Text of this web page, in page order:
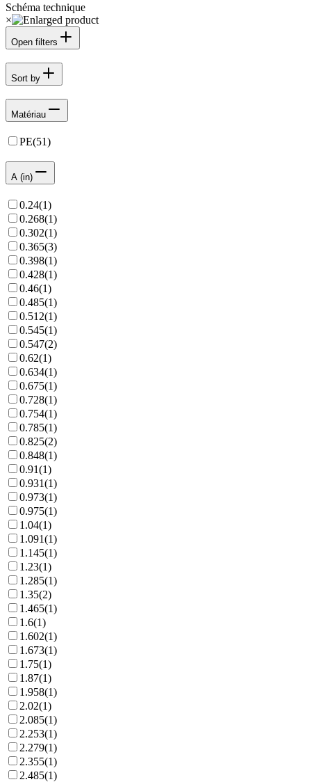
Schéma technique
×
Open filters
Sort by
Matériau
PE(51)
A (in)
0.24(1)
0.268(1)
0.302(1)
0.365(3)
0.398(1)
0.428(1)
0.46(1)
0.485(1)
0.512(1)
0.545(1)
0.547(2)
0.62(1)
0.634(1)
0.675(1)
0.728(1)
0.754(1)
0.785(1)
0.825(2)
0.848(1)
0.91(1)
0.931(1)
0.973(1)
0.975(1)
1.04(1)
1.091(1)
1.145(1)
1.23(1)
1.285(1)
1.35(2)
1.465(1)
1.6(1)
1.602(1)
1.673(1)
1.75(1)
1.87(1)
1.958(1)
2.02(1)
2.085(1)
2.253(1)
2.279(1)
2.355(1)
2.485(1)